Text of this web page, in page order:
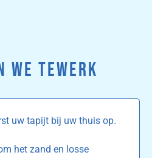
WE TEWERK
uw tapijt bij uw thuis op.
het zand en losse